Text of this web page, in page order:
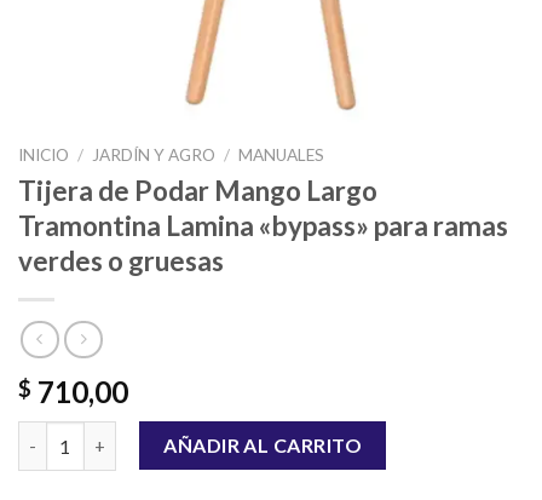
INICIO / JARDÍN Y AGRO / MANUALES
Tijera de Podar Mango Largo
Tramontina Lamina «bypass» para ramas
verdes o gruesas
$ 710,00
Tijera de Podar Mango Largo Tramontina Lamina "bypass"
AÑADIR AL CARRITO